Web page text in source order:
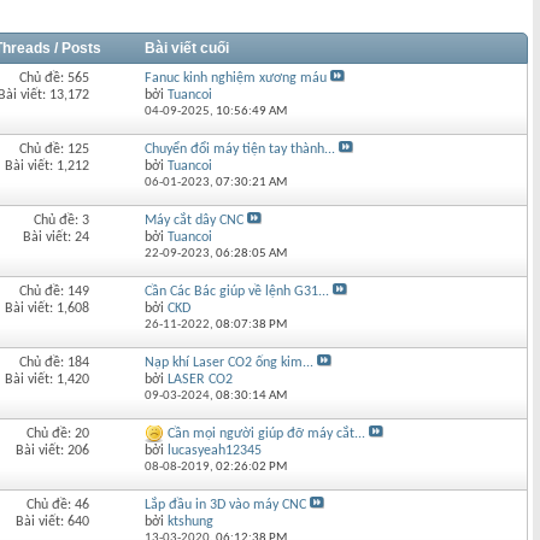
/ Posts Bài viết cuối
Chủ đề: 565
Bài viết: 13,172
Fanuc kinh nghiệm xương máu
bởiTuancoi
04-09-2025, 10:56:49 AM
Chủ đề: 125
Bài viết: 1,212
Chuyển đổi máy tiện tay thành...
bởiTuancoi
06-01-2023,07:30:21 AM
Chủ đề: 3
Bài viết: 24
Máy cắt dây CNC
bởiTuancoi
22-09-2023,06:28:05 AM
Chủ đề: 149
Bài viết: 1,608
Cần Các Bác giúp về lệnh G31...
bởiCKD
26-11-2022,08:07:38 PM
Chủ đề: 184
Bài viết: 1,420
Nạp khí Laser CO2 ống kim...
bởi LASER CO2
09-03-2024,08:30:14 AM
Chủ đề: 20
Bài viết: 206
Cần mọi người giúp đỡ máy cắt...
bởi lucasyeah12345
08-08-2019,02:26:02 PM
Chủ đề: 46
Bài viết: 640
Lắp đầu in 3D vào máy CNC
bởi ktshung